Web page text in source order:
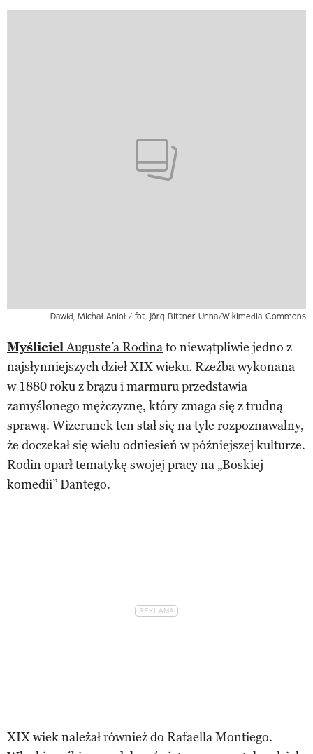
Dawid, Michał Anioł / fot. Jörg Bittner Unna/Wikimedia Commons
MyślicielAuguste’a Rodinato niewątpliwie jedno z
najsłynniejszych dzieł XIX wieku. Rzeźba wykonana
w 1880 roku z brązu i marmuru przedstawia
zamyślonego mężczyznę, który zmaga się z trudną
sprawą. Wizerunek ten stał się na tyle rozpoznawalny,
że doczekał się wielu odniesień w późniejszej kulturze.
Rodin oparł tematykę swojej pracy na „Boskiej
komedii” Dantego.
XIX wiek należał również do Rafaella Montiego.